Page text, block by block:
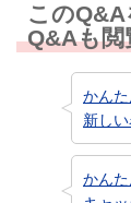
この
Q&Aも
かん
新し
かん